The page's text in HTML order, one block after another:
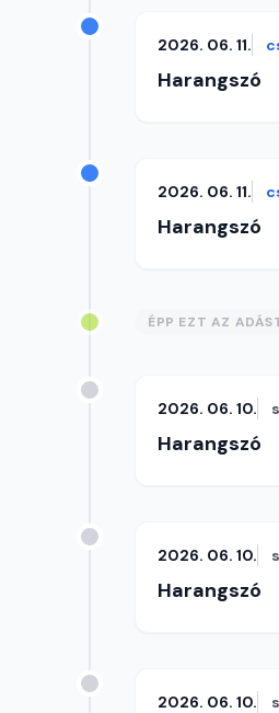
2026. 06. 11.
Harangszó
2026. 06. 11.
Harangszó
ÉPP EZT AZ
2026. 06. 10.
Harangszó
2026. 06. 10.
Harangszó
2026. 06. 10.